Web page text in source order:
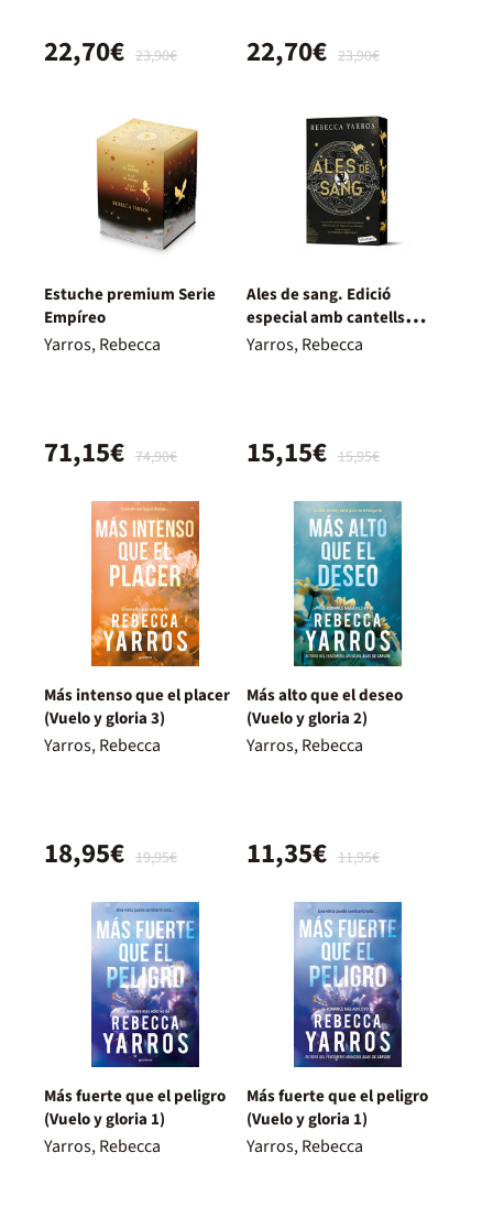
23,90€
22,70€ 23,90€
22,70€
Estuche premium Serie
Empíreo
Yarros, Rebecca
74,90€
71,15€
Ales de sang. Edició
especial amb cantells
tintats
Yarros, Rebecca
15,95€
15,15€
Más intenso que el placer
(Vuelo y gloria 3)
Yarros, Rebecca
19,95€
18,95€
Más alto que el deseo
(Vuelo y gloria 2)
Yarros, Rebecca
11,95€
11,35€
Más fuerte que el peligro
(Vuelo y gloria 1)
Yarros, Rebecca
Más fuerte que el peligro
(Vuelo y gloria 1)
Yarros, Rebecca